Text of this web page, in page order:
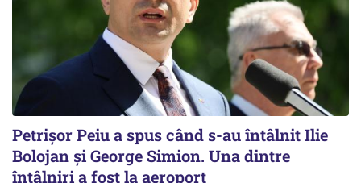
Petrişor Peiu a spus când s-au întâlnit Ilie
Bolojan şi George Simion. Una dintre
întâlniri a fost la aeroport